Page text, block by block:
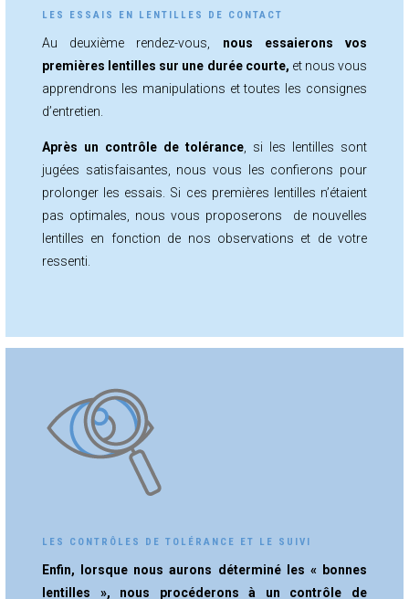
LES ESSAIS EN LENTILLES DE CONTACT
Au deuxième rendez-vous, nous essaierons vos
premières lentilles sur une durée courte, et nous vous
apprendrons les manipulations et toutes les consignes
d’entretien.
Après un contrôle de tolérance , si les lentilles sont
jugées satisfaisantes, nous vous les confierons pour
prolonger les essais. Si ces premières lentilles n’étaient
pas optimales, nous vous proposerons de nouvelles
lentilles en fonction de nos observations et de votre
ressenti.
LES CONTRÔLES DE TOLÉRANCE ET LE SUIVI
Enfin, lorsque nous aurons déterminé les « bonnes
lentilles », nous procéderons à un contrôle de